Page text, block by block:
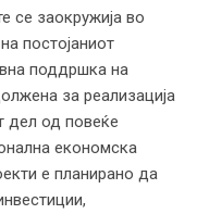
се заокружија во
постојаниот
поддршка на
за реализација
дел од повеќе
економска
е планирано да